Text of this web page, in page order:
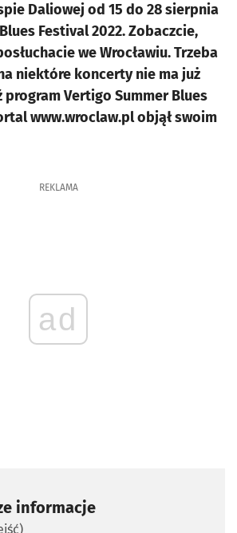
Daliowej od 15 do 28 sierpnia
Festival 2022. Zobaczcie,
we Wrocławiu. Trzeba
niektóre koncerty nie ma już
Vertigo Summer Blues
www.wroclaw.pl objął swoim
REKLAMA
ad
informacje